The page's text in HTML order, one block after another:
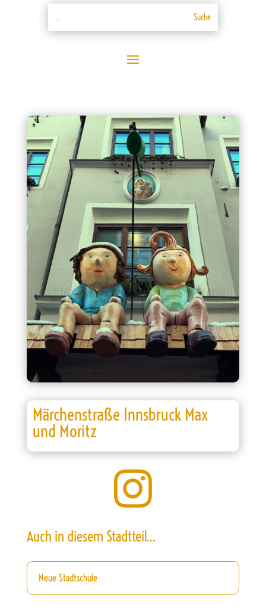
Märchenstraße Innsbruck Max
und Moritz

Auch in diesem Stadtteil…
Neue Stadtschule